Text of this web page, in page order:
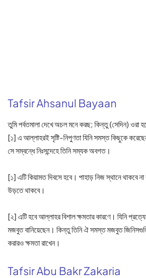
Tafsir Ahsanul Bayaan
তুমি পর্বতমালা দেখে অচল মনে করছ; কিন্তু (সেদিন) ওরা
[১] এ আল্লাহরই সৃষ্টি-নিপুণতা যিনি সমস্ত কিছুকে
সে সম্বন্ধে নিঃসন্দেহে তিনি সম্যক অবগত।
[১] এটি কিয়ামত দিবসে হবে। পাহাড় নিজ স্থানে থাকবে
উড়তে থাকবে।
[২] এটি হবে আল্লাহর বিশাল ক্ষমতার কারণে। যিনি
মজবুত বানিয়েছেন। কিন্তু তিনি ঐ সমস্ত মজবুত
করারও ক্ষমতা রাখেন।
Tafsir Abu Bakr Zakaria